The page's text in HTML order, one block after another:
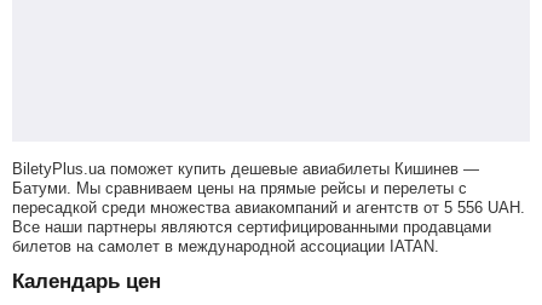
BiletyPlus.ua поможет купить дешевые авиабилеты Кишинев —
Батуми. Мы сравниваем цены на прямые рейсы и перелеты с
пересадкой среди множества авиакомпаний и агентств от 5 556 UAH
Все наши партнеры являются сертифицированными продавцами
билетов на самолет в международной ассоциации IATAN.
Календарь цен